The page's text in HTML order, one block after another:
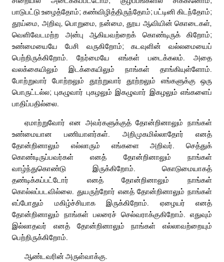
பாடுபட்டு உழைத்தோம்; கண்விழித்திருந்தோம்; பட்டினி கிடந்தோம்;
தூய்மை, அறிவு, பொறுமை, நன்மை, தூய ஆவியின் கொடைகள்,
வெளிவேடமற்ற அன்பு ஆகியவற்றைக் கொண்டிருக் கிறோம்;
உண்மையையே பேசி வருகிறோம்; கடவுளின் வல்லமையைப்
பெற்றிருக்கிறோம். நேர்மையே எங்கள் படைக்கலம். அதை
வலக்கையிலும் இடக்கையிலும் நாங்கள் தாங்கியுள்ளோம்.
போற்றுவார் போற்றலும் தூற்றுவார் தூற்றலும் எங்களுக்கு ஒரு
பொருட்டல்ல; புகழுவார் புகழலும் இகழுவார் இகழலும் எங்களைப்
பாதிப்பதில்லை.
ஏமாற்றுவோர் என அவர்களுக்குத் தோன்றினாலும் நாங்கள்
உண்மையான பணியாளர்கள். அறிமுகமில்லாதோர் எனத்
தோன்றினாலும் எல்லாரும் எங்களை அறிவர். செத்துக்
கொண்டிருப்பவர்கள் எனத் தோன்றினாலும் நாங்கள்
வாழ்ந்துகொண்டு இருக்கிறோம். கொடுமையாகத்
தண்டிக்கப்பட்டோர் எனத் தோன்றினாலும் நாங்கள்
கொல்லப்படவில்லை. துயருற்றோர் எனத் தோன்றினாலும் நாங்கள்
எப்போதும் மகிழ்ச்சியாக இருக்கிறோம். ஏழையர் எனத்
தோன்றினாலும் நாங்கள் பலரைச் செல்வராக்குகிறோம். எதுவும்
இல்லாதவர் எனத் தோன்றினாலும் நாங்கள் எல்லாவற்றையும்
பெற்றிருக்கிறோம்.
ஆண்டவரின் அருள்வாக்கு.